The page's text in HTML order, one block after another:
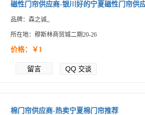
磁性门帘供应商-银川好的宁夏磁性门帘供
品牌：森之诚,,
所在地：穆斯林商贸城二期20-26
价格：￥1
留言 QQ 交谈
棉门帘供应商-热卖宁夏棉门帘推荐